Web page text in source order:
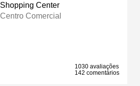
Shopping Center
Centro Comercial
1030 avaliações
142 comentários